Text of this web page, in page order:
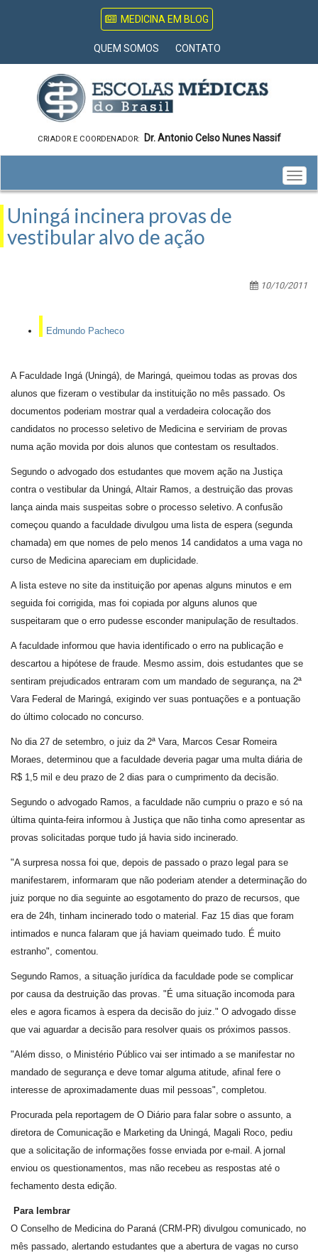
MEDICINA EM BLOG
QUEM SOMOS CONTATO
CRIADOR E COORDENADOR: Dr. Antonio Celso Nunes Nassif
Uningá incinera provas de
vestibular alvo de ação
10/10/2011
Edmundo Pacheco
A Faculdade Ingá (Uningá), de Maringá, queimou todas as provas dos
alunos que fizeram o vestibular da instituição no mês passado. Os
documentos poderiam mostrar qual a verdadeira colocação dos
candidatos no processo seletivo de Medicina e serviriam de provas
numa ação movida por dois alunos que contestam os resultados.
Segundo o advogado dos estudantes que movem ação na Justiça
contra o vestibular da Uningá, Altair Ramos, a destruição das provas
lança ainda mais suspeitas sobre o processo seletivo. A confusão
começou quando a faculdade divulgou uma lista de espera (segunda
chamada) em que nomes de pelo menos 14 candidatos a uma vaga no
curso de Medicina apareciam em duplicidade.
A lista esteve no site da instituição por apenas alguns minutos e em
seguida foi corrigida, mas foi copiada por alguns alunos que
suspeitaram que o erro pudesse esconder manipulação de resultados.
A faculdade informou que havia identificado o erro na publicação e
descartou a hipótese de fraude. Mesmo assim, dois estudantes que se
sentiram prejudicados entraram com um mandado de segurança, na 2ª
Vara Federal de Maringá, exigindo ver suas pontuações e a pontuação
do último colocado no concurso.
No dia 27 de setembro, o juiz da 2ª Vara, Marcos Cesar Romeira
Moraes, determinou que a faculdade deveria pagar uma multa diária de
R$ 1,5 mil e deu prazo de 2 dias para o cumprimento da decisão.
Segundo o advogado Ramos, a faculdade não cumpriu o prazo e só na
última quinta-feira informou à Justiça que não tinha como apresentar as
provas solicitadas porque tudo já havia sido incinerado.
"A surpresa nossa foi que, depois de passado o prazo legal para se
manifestarem, informaram que não poderiam atender a determinação do
juiz porque no dia seguinte ao esgotamento do prazo de recursos, que
era de 24h, tinham incinerado todo o material. Faz 15 dias que foram
intimados e nunca falaram que já haviam queimado tudo. É muito
estranho", comentou.
Segundo Ramos, a situação jurídica da faculdade pode se complicar
por causa da destruição das provas. "É uma situação incomoda para
eles e agora ficamos à espera da decisão do juiz." O advogado disse
que vai aguardar a decisão para resolver quais os próximos passos.
"Além disso, o Ministério Público vai ser intimado a se manifestar no
mandado de segurança e deve tomar alguma atitude, afinal fere o
interesse de aproximadamente duas mil pessoas", completou.
Procurada pela reportagem de O Diário para falar sobre o assunto, a
diretora de Comunicação e Marketing da Uningá, Magali Roco, pediu
que a solicitação de informações fosse enviada por e-mail. A jornal
enviou os questionamentos, mas não recebeu as respostas até o
fechamento desta edição.
Para lembrar
O Conselho de Medicina do Paraná (CRM-PR) divulgou comunicado, no
mês passado, alertando estudantes que a abertura de vagas no curso